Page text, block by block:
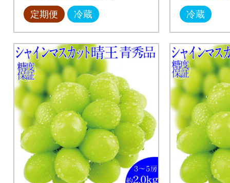
定期便 冷蔵 冷蔵